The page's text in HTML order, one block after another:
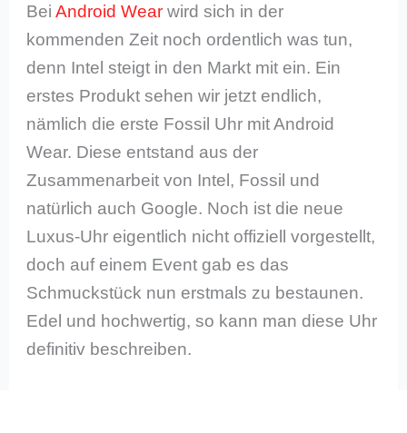
BeiAndroid Wear wird sich in der
kommenden Zeit noch ordentlich was tun,
denn Intel steigt in den Markt mit ein. Ein
erstes Produkt sehen wir jetzt endlich,
nämlich die erste Fossil Uhr mit Android
Wear. Diese entstand aus der
Zusammenarbeit von Intel, Fossil und
natürlich auch Google. Noch ist die neue
Luxus-Uhr eigentlich nicht offiziell vorgestellt,
doch auf einem Event gab es das
Schmuckstück nun erstmals zu bestaunen.
Edel und hochwertig, so kann man diese Uhr
definitiv beschreiben.